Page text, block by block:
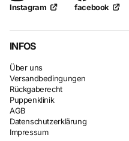
Instagram facebook
INFOS
Über uns
Versandbedingungen
Rückgaberecht
Puppenklinik
AGB
Datenschutzerklärung
Impressum